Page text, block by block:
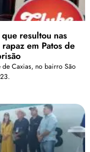
resultou nas
em Patos de
Caxias, no bairro São